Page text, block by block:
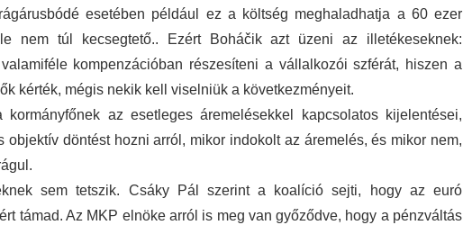
esetében például ez a költség meghaladhatja a 60 ezer
nem túl kecsegtető.. Ezért Boháčik azt üzeni az illetékeseknek:
kompenzációban részesíteni a vállalkozói szférát, hiszen a
kérték, mégis nekik kell viselniük a következményeit.
az esetleges áremelésekkel kapcsolatos kijelentései,
döntést hozni arról, mikor indokolt az áremelés, és mikor nem,
sem tetszik. Csáky Pál szerint a koalíció sejti, hogy az euró
támad. Az MKP elnöke arról is meg van győződve, hogy a pénzváltás